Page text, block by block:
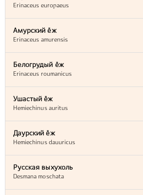
Erinaceus europaeus
Амурский ёж
Erinaceus amurensis
Белогрудый ёж
Erinaceus roumanicus
Ушастый ёж
Hemiechinus auritus
Даурский ёж
Hemiechinus dauuricus
Русская выхухоль
Desmana moschata